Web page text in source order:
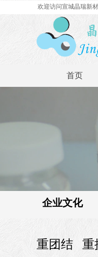
欢迎访问宣城晶瑞新
首页
企业文化
重团结 重